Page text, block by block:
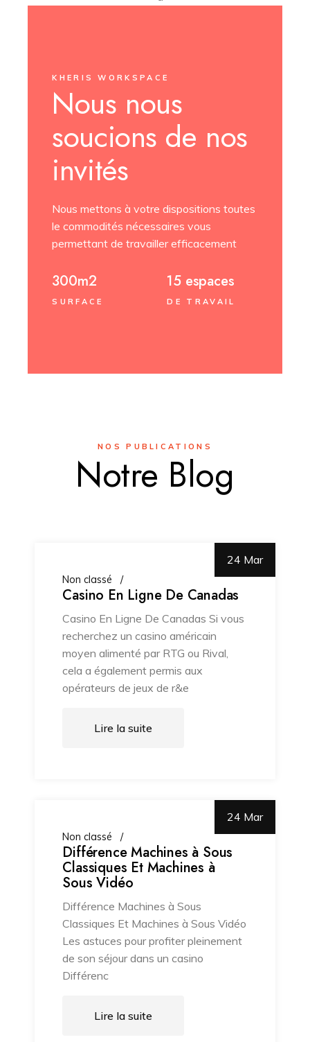
KHERIS WORKSPACE
Nous nous
soucions de nos
invités
Nous mettons à votre dispositions toutes
le commodités nécessaires vous
permettant de travailler efficacement
300m2
SURFACE
15 espaces
DE TRAVAIL
NOS PUBLICATIONS
Notre Blog
24 Mar
Non classé
Casino En Ligne De Canadas
Casino En Ligne De Canadas Si vous
recherchez un casino américain
moyen alimenté par RTG ou Rival,
cela a également permis aux
opérateurs de jeux de r&e
Lire la suite
24 Mar
Non classé
Différence Machines à Sous
Classiques Et Machines à
Sous Vidéo
Différence Machines à Sous
Classiques Et Machines à Sous Vidéo
Les astuces pour profiter pleinement
de son séjour dans un casino
Différenc
Lire la suite